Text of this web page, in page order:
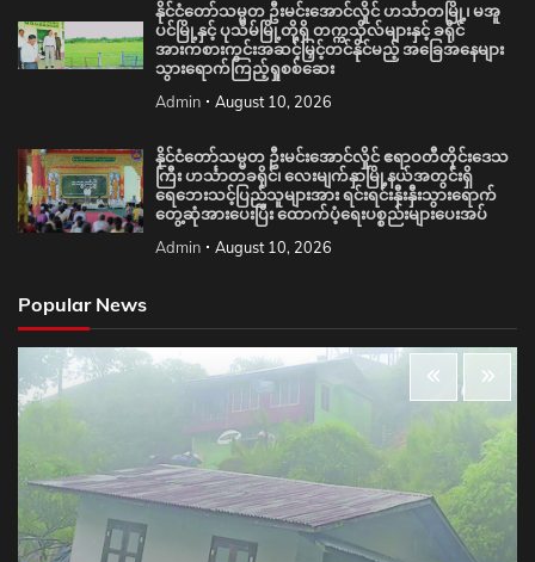
နိုင်ငံတော်သမ္မတ ဦးမင်းအောင်လှိုင် ဟင်္သာတမြို့၊ မအူ
ပင်မြို့နှင့် ပုသိမ်မြို့တို့ရှိ တက္ကသိုလ်များနှင့် ခရိုင်
အားကစားကွင်းအဆင့်မြှင့်တင်နိုင်မည့် အခြေအနေများ
သွားရောက်ကြည့်ရှုစစ်ဆေး
Admin August 10, 2026
နိုင်ငံတော်သမ္မတ ဦးမင်းအောင်လှိုင် ဧရာဝတီတိုင်းဒေသ
ကြီး ဟင်္သာတခရိုင်၊ လေးမျက်နှာမြို့နယ်အတွင်းရှိ
ရေဘေးသင့်ပြည်သူများအား ရင်းရင်းနှီးနှီးသွားရောက်
တွေ့ဆုံအားပေးပြီး ထောက်ပံ့ရေးပစ္စည်းများပေးအပ်
Admin August 10, 2026
Popular News